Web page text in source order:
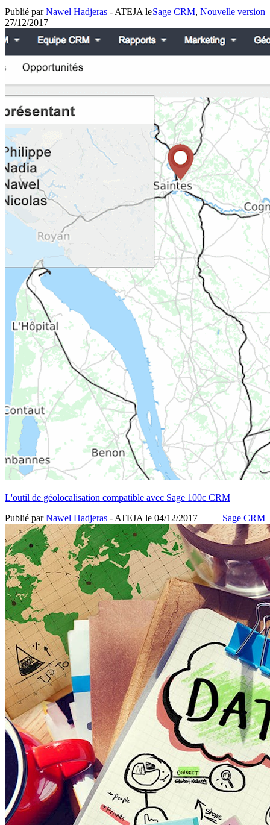
Sage CRM, Nouvelle version
Publié parNawel Hadjeras - ATEJA le
27/12/2017
L'outil de géolocalisation compatible avec Sage 100c CRM
Sage CRM
Publié parNawel Hadjeras - ATEJA le 04/12/2017